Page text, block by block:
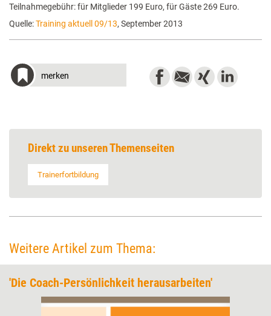
Teilnahmegebühr: für Mitglieder 199 Euro, für Gäste 269 Euro.
Quelle:Training aktuell 09/13, September 2013
merken
Direkt zu unseren Themenseiten
Trainerfortbildung
Weitere Artikel zum Thema:
'Die Coach-Persönlichkeit herausarbeiten'